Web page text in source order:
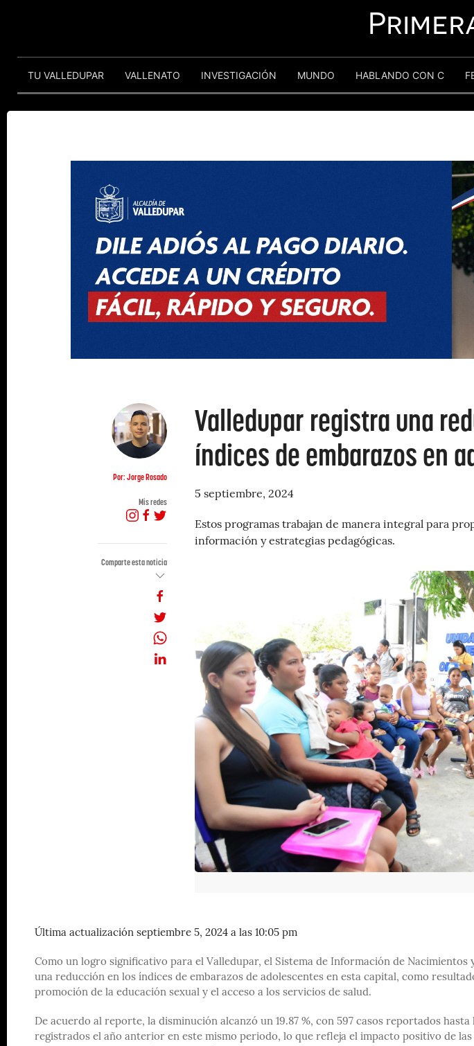
TU VALLEDUPAR VALLENATO INVESTIGACIÓN MUNDO HABLANDO CON C
Por: Jorge Rosado
Mis redes
Comparte esta noticia
Valledupar registra una
índices de embarazos en
5 septiembre, 2024
Estos programas trabajan de manera integral para
información y estrategias pedagógicas.
Última actualización septiembre 5, 2024 a las 10:05 pm
Como un logro significativo para el Valledupar, el Sistema de Información de Nacimientos
una reducción en los índices de embarazos de adolescentes en esta capital, como
promoción de la educación sexual y el acceso a los servicios de salud.
De acuerdo al reporte, la disminución alcanzó un 19.87 %, con 597 casos reportados hasta
registrados el año anterior en este mismo periodo, lo que refleja el impacto positivo de